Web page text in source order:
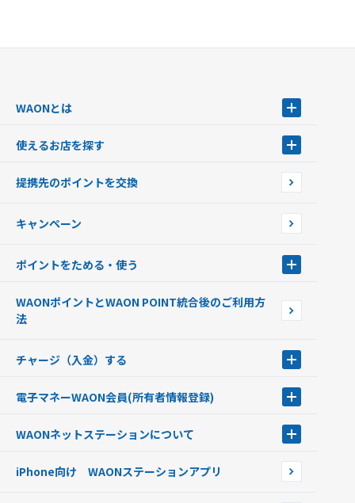
WAONとは
WAONを申込む
インターネット上でのお買い物について（ネット決済）
使えるお店を探す
店舗検索
イオン銀行ATM設置場所
提携先のポイントを交換
キャンペーン
ポイントをためる・使う
ポイントの有効期限について
WAONポイントとWAON POINT統合後のご利用方
法
チャージ（入金）する
現金でチャージする
銀行口座・ATMからチャージする
オートチャージ
ポイントからチャージする
電子マネーWAON会員(所有者情報登録)
WAON POINTサービス会員登録に伴う個人データの共同利用のお知
WAONネットステーションについて
WAONネットステーションWAON端末について
iPhone向け WAONステーションアプリ